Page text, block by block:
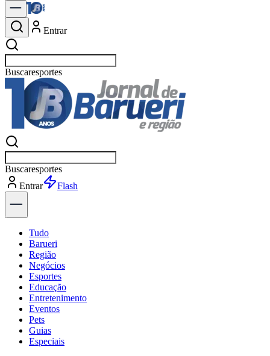
Entrar
Buscarpolítica
Buscarpolítica
Entrar
Explorar
Tudo
Barueri
Região
Negócios
Esportes
Educação
Entretenimento
Eventos
Pets
Guias
Especiais